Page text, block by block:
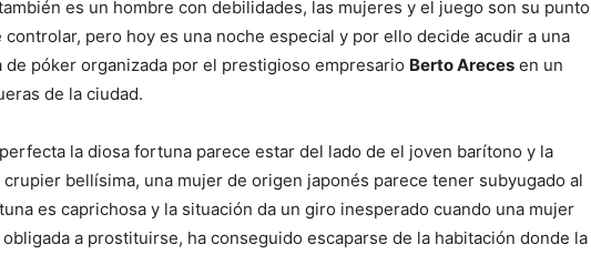
es un hombre con debilidades, las mujeres y el juego son su punto
pero hoy es una noche especial y por ello decide acudir a una
de póker organizada por el prestigioso empresario Berto Areces en un
de la ciudad.
la diosa fortuna parece estar del lado de el joven barítono y la
bellísima, una mujer de origen japonés parece tener subyugado al
es caprichosa y la situación da un giro inesperado cuando una mujer
a prostituirse, ha conseguido escaparse de la habitación donde la